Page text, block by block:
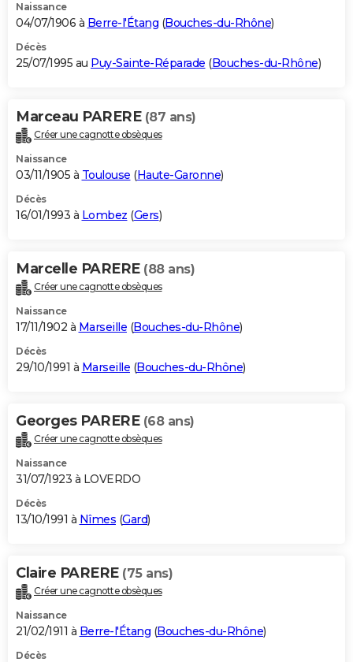
Naissance
04/07/1906 à Berre-l'Étang (Bouches-du-Rhône)
Décès
25/07/1995 au Puy-Sainte-Réparade (Bouches-du-Rhône)
Marceau PARERE (87 ans)
Créer une cagnotte obsèques
Naissance
03/11/1905 à Toulouse (Haute-Garonne)
Décès
16/01/1993 à Lombez (Gers)
Marcelle PARERE (88 ans)
Créer une cagnotte obsèques
Naissance
17/11/1902 à Marseille (Bouches-du-Rhône)
Décès
29/10/1991 à Marseille (Bouches-du-Rhône)
Georges PARERE (68 ans)
Créer une cagnotte obsèques
Naissance
31/07/1923 à LOVERDO
Décès
13/10/1991 à Nîmes (Gard)
Claire PARERE (75 ans)
Créer une cagnotte obsèques
Naissance
21/02/1911 à Berre-l'Étang (Bouches-du-Rhône)
Décès